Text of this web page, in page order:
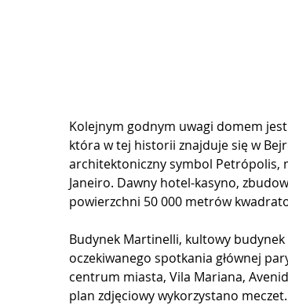
Kolejnym godnym uwagi domem
która w tej historii znajduje się w
architektoniczny symbol Petrópolis,
Janeiro. Dawny hotel-kasyno,
powierzchni 50 000 metrów
Budynek Martinelli, kultowy budynek
oczekiwanego spotkania głównej
centrum miasta, Vila Mariana,
plan zdjęciowy wykorzystano meczet.